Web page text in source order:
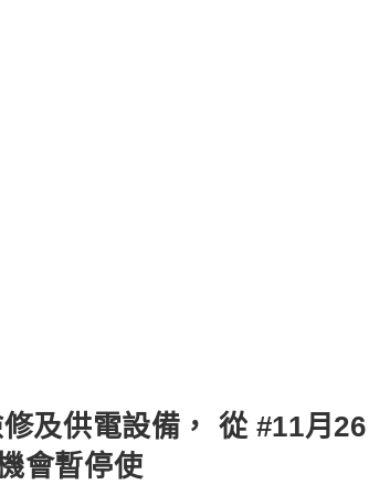
修及供電設備， 從 #11月
會暫停使